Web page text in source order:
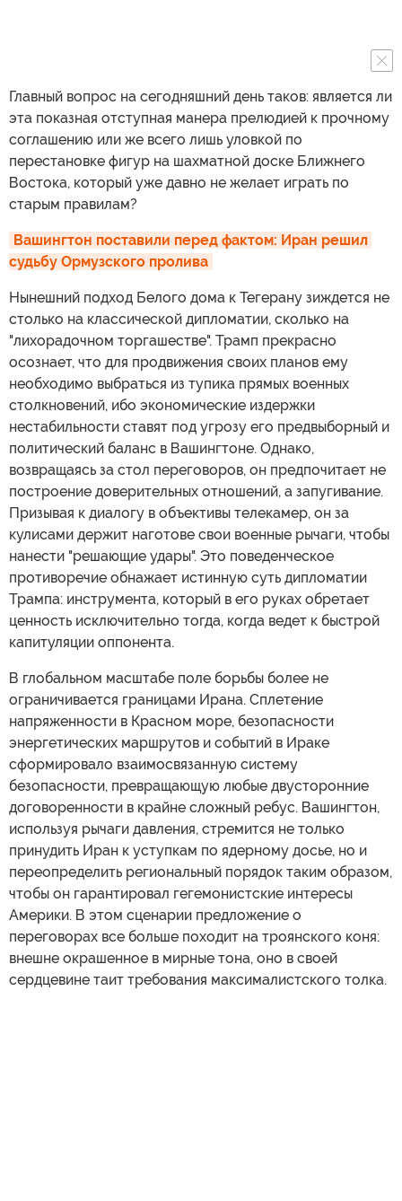
Главный вопрос на сегодняшний день таков: является ли
эта показная отступная манера прелюдией к прочному
соглашению или же всего лишь уловкой по
перестановке фигур на шахматной доске Ближнего
Востока, который уже давно не желает играть по
старым правилам?
Вашингтон поставили перед фактом: Иран решил
судьбу Ормузского пролива
Нынешний подход Белого дома к Тегерану зиждется не
столько на классической дипломатии, сколько на
"лихорадочном торгашестве". Трамп прекрасно
осознает, что для продвижения своих планов ему
необходимо выбраться из тупика прямых военных
столкновений, ибо экономические издержки
нестабильности ставят под угрозу его предвыборный и
политический баланс в Вашингтоне. Однако,
возвращаясь за стол переговоров, он предпочитает не
построение доверительных отношений, а запугивание.
Призывая к диалогу в объективы телекамер, он за
кулисами держит наготове свои военные рычаги, чтобы
нанести "решающие удары". Это поведенческое
противоречие обнажает истинную суть дипломатии
Трампа: инструмента, который в его руках обретает
ценность исключительно тогда, когда ведет к быстрой
капитуляции оппонента.
В глобальном масштабе поле борьбы более не
ограничивается границами Ирана. Сплетение
напряженности в Красном море, безопасности
энергетических маршрутов и событий в Ираке
сформировало взаимосвязанную систему
безопасности, превращающую любые двусторонние
договоренности в крайне сложный ребус. Вашингтон,
используя рычаги давления, стремится не только
принудить Иран к уступкам по ядерному досье, но и
переопределить региональный порядок таким образом,
чтобы он гарантировал гегемонистские интересы
Америки. В этом сценарии предложение о
переговорах все больше походит на троянского коня:
внешне окрашенное в мирные тона, оно в своей
сердцевине таит требования максималистского толка.